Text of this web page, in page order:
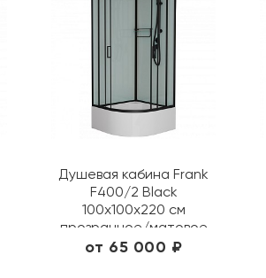
Душевая кабина Frank
F400/2 Black
100х100х220 см
прозрачное/матовое
149009/ 20072
от 65 000 ₽